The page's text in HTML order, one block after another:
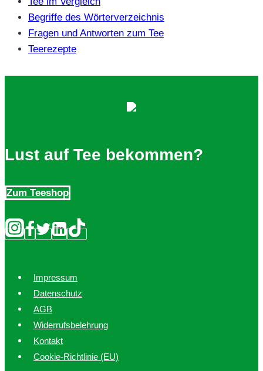
Begriffe des Wörterverzeichnis
Fragen und Antworten zum Tee
Teerezepte
Lust auf Tee bekommen?
Zum Teeshop
Impressum
Datenschutz
AGB
Widerrufsbelehrung
Kontakt
Cookie-Richtlinie (EU)